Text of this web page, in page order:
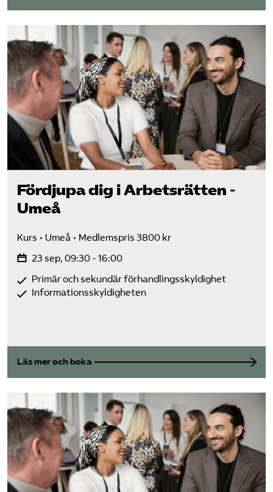
Fördjupa dig i Arbetsrätten -
Umeå
Kurs Umeå
Medlemspris 3800 kr
23 sep, 09:30 - 16:00
Primär och sekundär förhandlingsskyldighet
Informationsskyldigheten
Läs mer och boka